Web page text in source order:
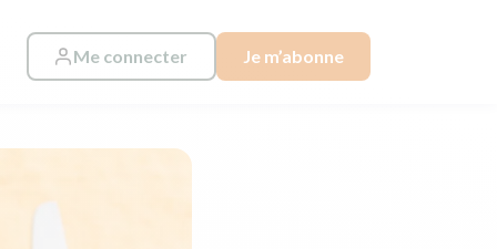
Me connecter Je m’abonne